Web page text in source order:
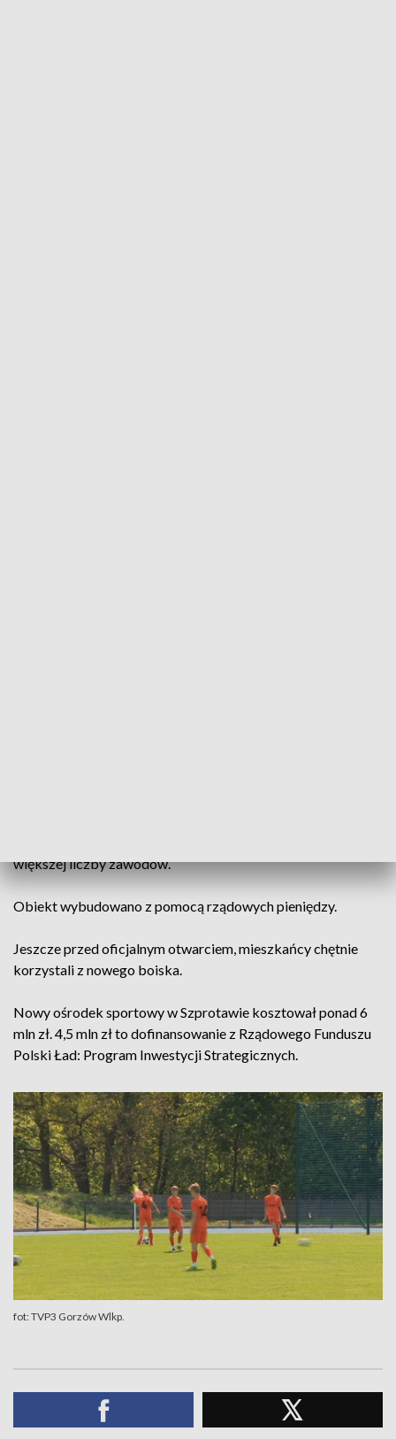
większej liczby zawodów.
Obiekt wybudowano z pomocą rządowych pieniędzy.
Jeszcze przed oficjalnym otwarciem, mieszkańcy chętnie
korzystali z nowego boiska.
Nowy ośrodek sportowy w Szprotawie kosztował ponad 6
mln zł. 4,5 mln zł to dofinansowanie z Rządowego Funduszu
Polski Ład: Program Inwestycji Strategicznych.
fot: TVP3 Gorzów Wlkp.